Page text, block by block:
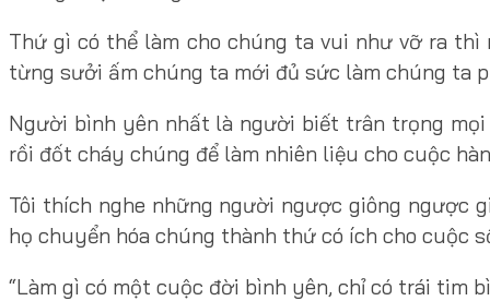
Thứ gì có thể làm cho chúng ta vui như vỡ ra
từng sưởi ấm chúng ta mới đủ sức làm chúng ta
Người bình yên nhất là người biết trân trọng
rồi đốt cháy chúng để làm nhiên liệu cho cuộc
Tôi thích nghe những người ngược giông ngược
họ chuyển hóa chúng thành thứ có ích cho cuộc
“Làm gì có một cuộc đời bình yên, chỉ có trái tim